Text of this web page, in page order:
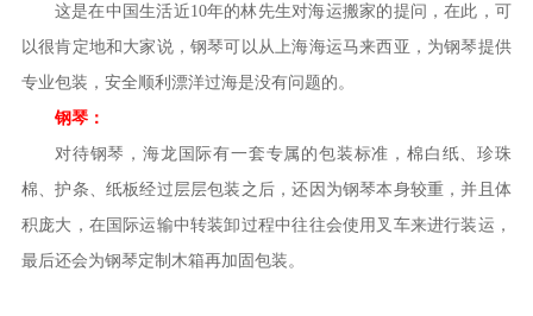
这是在中国生活近10年的林先生对海运搬家的提问，在此，可
以很肯定地和大家说，钢琴可以从上海海运马来西亚，为钢琴提供
专业包装，安全顺利漂洋过海是没有问题的。
钢琴：
对待钢琴，海龙国际有一套专属的包装标准，棉白纸、珍珠
棉、护条、纸板经过层层包装之后，还因为钢琴本身较重，并且体
积庞大，在国际运输中转装卸过程中往往会使用叉车来进行装运，
最后还会为钢琴定制木箱再加固包装。